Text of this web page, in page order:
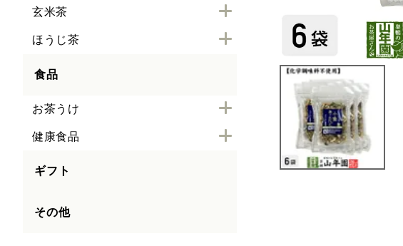
玄米茶
ほうじ茶
食品
お茶うけ
健康食品
ギフト
その他